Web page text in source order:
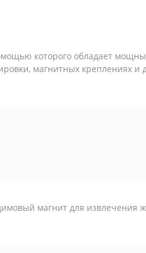
которого обладает
магнитных креплениях и
магнит для извлечения